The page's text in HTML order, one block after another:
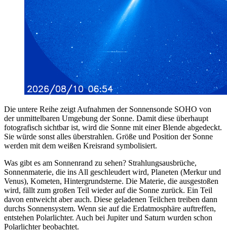
Die untere Reihe zeigt Aufnahmen der Sonnensonde SOHO von
der unmittelbaren Umgebung der Sonne. Damit diese überhaupt
fotografisch sichtbar ist, wird die Sonne mit einer Blende abgedeckt.
Sie würde sonst alles überstrahlen. Größe und Position der Sonne
werden mit dem weißen Kreisrand symbolisiert.
Was gibt es am Sonnenrand zu sehen? Strahlungsausbrüche,
Sonnenmaterie, die ins All geschleudert wird, Planeten (Merkur und
Venus), Kometen, Hintergrundsterne. Die Materie, die ausgestoßen
wird, fällt zum großen Teil wieder auf die Sonne zurück. Ein Teil
davon entweicht aber auch. Diese geladenen Teilchen treiben dann
durchs Sonnensystem. Wenn sie auf die Erdatmosphäre auftreffen,
entstehen Polarlichter. Auch bei Jupiter und Saturn wurden schon
Polarlichter beobachtet.